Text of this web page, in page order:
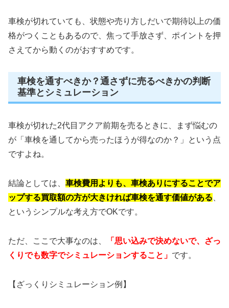
車検が切れていても、状態や売り方しだいで期待以上の価
格がつくこともあるので、焦って手放さず、ポイントを押
さえてから動くのがおすすめです。
車検を通すべきか？通さずに売るべきかの判断
基準とシミュレーション
車検が切れた2代目アクア前期を売るときに、まず悩むの
が「車検を通してから売ったほうが得なのか？」という点
ですよね。
結論としては、 車検費用よりも、車検ありにすることでア
ップする買取額の方が大きければ車検を通す価値がある
というシンプルな考え方でOKです。
ただ、ここで大事なのは、
「思い込みで決めないで、ざっ
くりでも数字でシミュレーションすること」 です。
【ざっくりシミュレーション例】